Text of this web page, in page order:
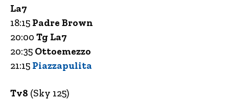
La7
18:15 Padre Brown
20:00 Tg La7
20:35 Ottoemezzo
21:15 Piazzapulita
Tv8 (Sky 125)